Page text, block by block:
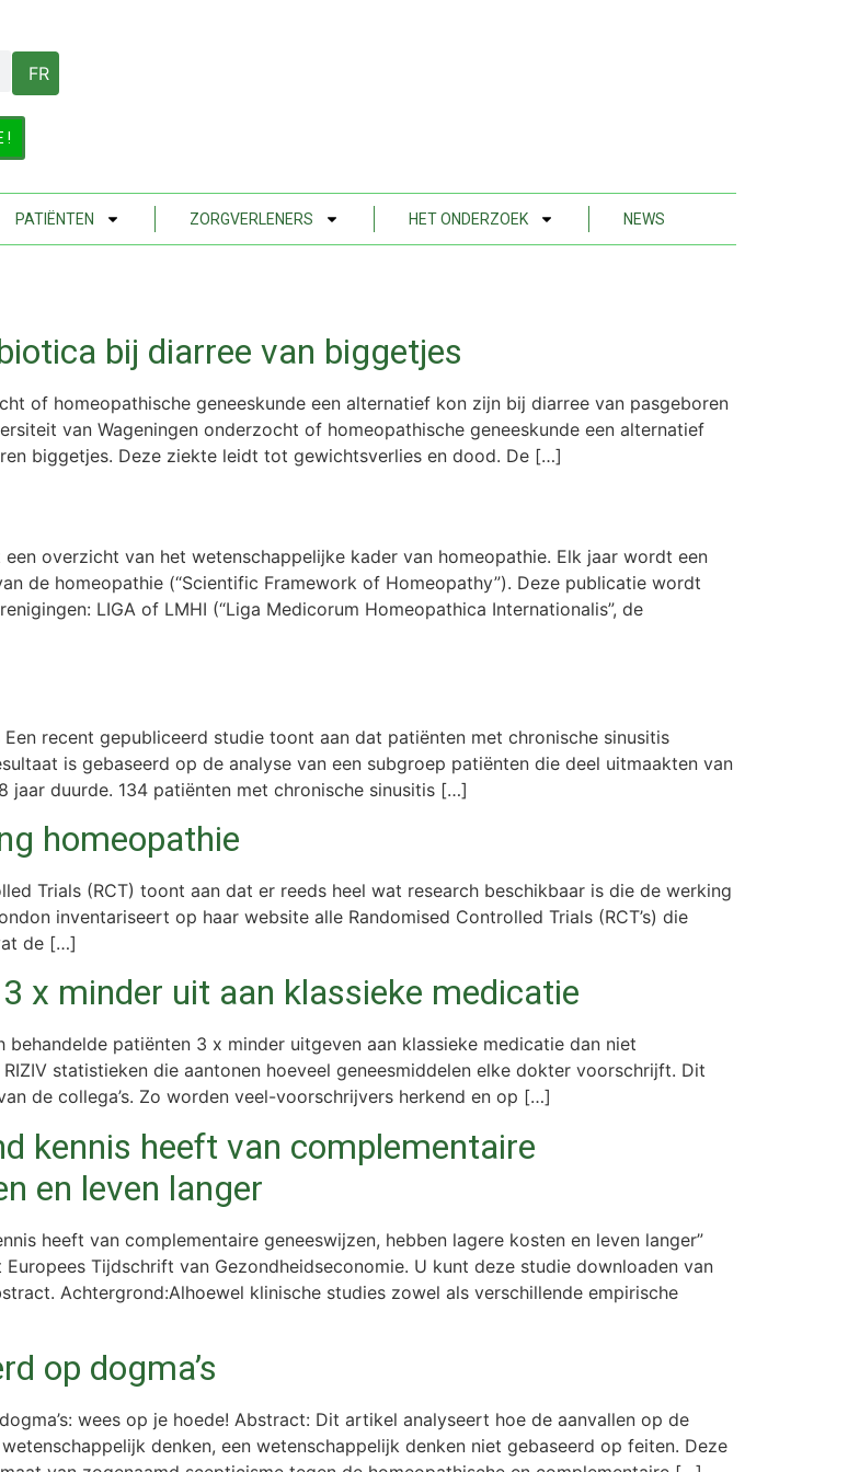
FR
!
PATIËNTEN ZORGVERLENERS HET ONDERZOEK NEWS
bij diarree van biggetjes
of homeopathische geneeskunde een alternatief kon zijn bij diarree van pasgeboren
van Wageningen onderzocht of homeopathische geneeskunde een alternatief
biggetjes. Deze ziekte leidt tot gewichtsverlies en dood. De […]
overzicht van het wetenschappelijke kader van homeopathie. Elk jaar wordt een
de homeopathie (“Scientific Framework of Homeopathy”). Deze publicatie wordt
LIGA of LMHI (“Liga Medicorum Homeopathica Internationalis”, de
recent gepubliceerd studie toont aan dat patiënten met chronische sinusitis
is gebaseerd op de analyse van een subgroep patiënten die deel uitmaakten van
duurde. 134 patiënten met chronische sinusitis […]
homeopathie
Trials (RCT) toont aan dat er reeds heel wat research beschikbaar is die de werking
inventariseert op haar website alle Randomised Controlled Trials (RCT’s) die
de […]
x minder uit aan klassieke medicatie
patiënten 3 x minder uitgeven aan klassieke medicatie dan niet
statistieken die aantonen hoeveel geneesmiddelen elke dokter voorschrijft. Dit
de collega’s. Zo worden veel-voorschrijvers herkend en op […]
kennis heeft van complementaire
en leven langer
heeft van complementaire geneeswijzen, hebben lagere kosten en leven langer”
Tijdschrift van Gezondheidseconomie. U kunt deze studie downloaden van
Achtergrond:Alhoewel klinische studies zowel als verschillende empirische
op dogma’s
wees op je hoede! Abstract: Dit artikel analyseert hoe de aanvallen op de
denken, een wetenschappelijk denken niet gebaseerd op feiten. Deze